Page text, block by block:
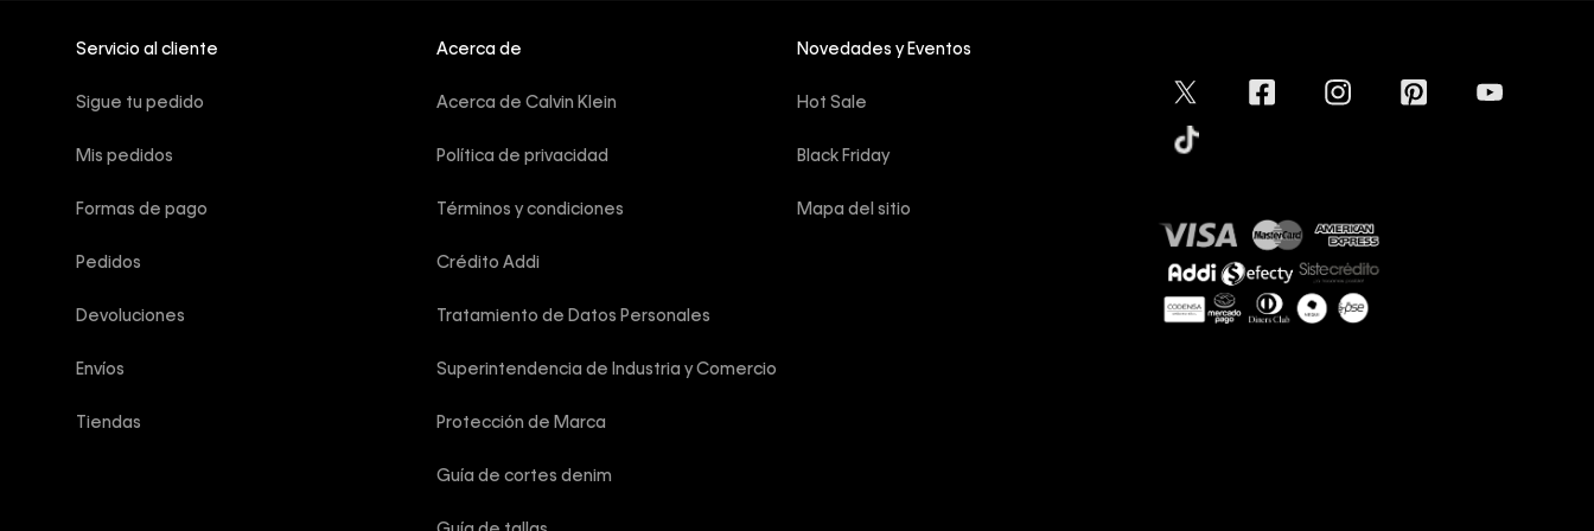
Servicio al cliente
Sigue tu pedido
Mis pedidos
Formas de pago
Pedidos
Devoluciones
Envíos
Tiendas
Acerca de
Acerca de Calvin Klein
Política de privacidad
Términos y condiciones
Crédito Addi
Tratamiento de Datos Personales
Superintendencia de Industria y Comercio
Protección de Marca
Guía de cortes denim
Novedades y Eventos
Hot Sale
Black Friday
Mapa del sitio